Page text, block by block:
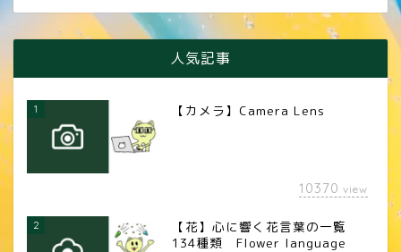
人気記事
1 【カメラ】Camera Lens
10370 view
2
【花】心に響く花言葉の一覧
134種類 Flower language